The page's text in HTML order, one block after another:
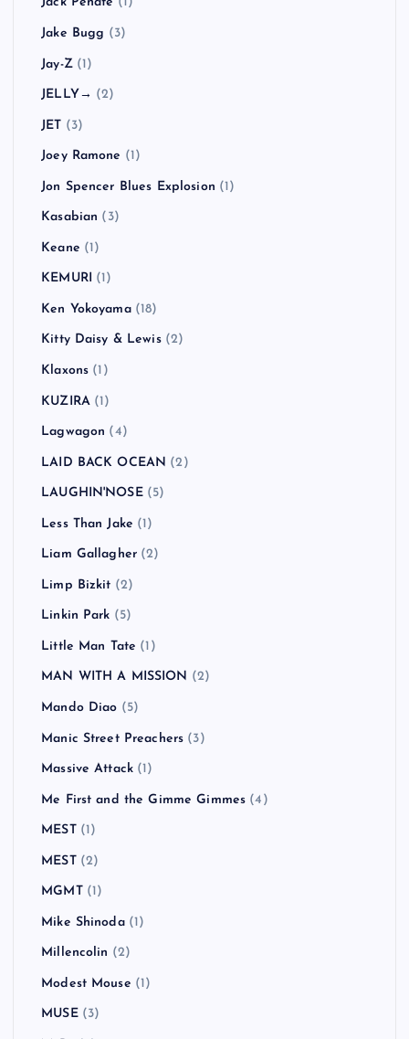
Jake Bugg (3)
Jay-Z(1)
JELLY→ (2)
JET (3)
Joey Ramone (1)
Jon Spencer Blues Explosion (1)
Kasabian (3)
Keane (1)
KEMURI (1)
Ken Yokoyama(18)
Kitty Daisy & Lewis(2)
Klaxons (1)
KUZIRA(1)
Lagwagon (4)
LAID BACK OCEAN (2)
LAUGHIN'NOSE(5)
Less Than Jake (1)
Liam Gallagher (2)
Limp Bizkit (2)
Linkin Park (5)
Little Man Tate (1)
MAN WITH A MISSION (2)
Mando Diao (5)
Manic Street Preachers (3)
Massive Attack (1)
Me First and the Gimme Gimmes (4)
MEST(1)
MEST(2)
MGMT(1)
Mike Shinoda(1)
Millencolin (2)
Modest Mouse (1)
MUSE(3)